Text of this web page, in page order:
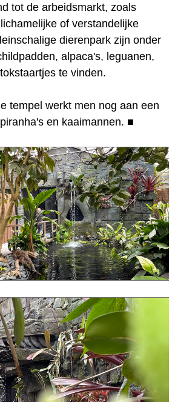
tot de arbeidsmarkt, zoals
of verstandelijke
dierenpark zijn onder
alpaca's, leguanen,
te vinden.
tempel werkt men nog aan een
en kaaimannen. ■